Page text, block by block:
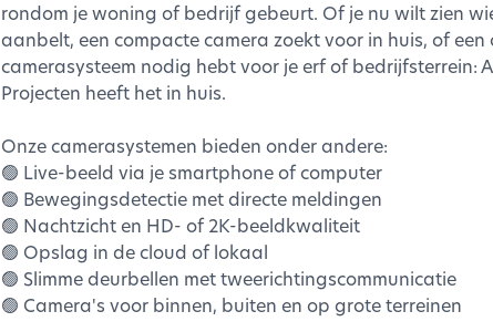
rondom je woning of bedrijf gebeurt. Of je nu wilt zien
aanbelt, een compacte camera zoekt voor in huis, of een
camerasysteem nodig hebt voor je erf of bedrijfsterrein:
Projecten heeft het in huis.
Onze camerasystemen bieden onder andere:
🟢 Live-beeld via je smartphone of computer
🟢 Bewegingsdetectie met directe meldingen
🟢 Nachtzicht en HD- of 2K-beeldkwaliteit
🟢 Opslag in de cloud of lokaal
🟢 Slimme deurbellen met tweerichtingscommunicatie
🟢 Camera's voor binnen, buiten en op grote terreinen